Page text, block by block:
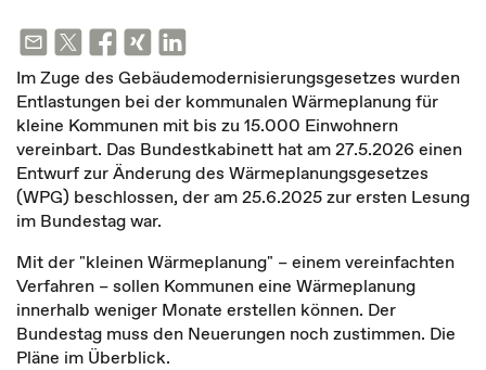
Im Zuge des Gebäudemodernisierungsgesetzes wurden
Entlastungen bei der kommunalen Wärmeplanung für
kleine Kommunen mit bis zu 15.000 Einwohnern
vereinbart. Das Bundestkabinett hat am 27.5.2026 einen
Entwurf zur Änderung des Wärmeplanungsgesetzes
(WPG) beschlossen, der am 25.6.2025 zur ersten Lesung
im Bundestag war.
Mit der "kleinen Wärmeplanung" – einem vereinfachten
Verfahren – sollen Kommunen eine Wärmeplanung
innerhalb weniger Monate erstellen können. Der
Bundestag muss den Neuerungen noch zustimmen. Die
Pläne im Überblick.